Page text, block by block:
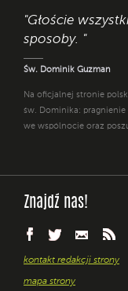
"Głoście
sposoby. "
Św. Dominik Guzman
Na oficjalnej stronie
św. Dominika: pragnienie
we wspólnocie oraz
Znajdź nas!
kontakt redakcji strony
mapa strony